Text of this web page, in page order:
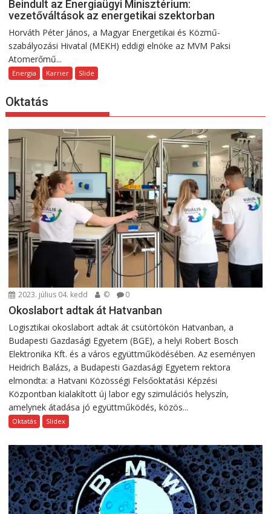
Beindult az Energiaügyi Minisztérium:
vezetőváltások az energetikai szektorban
Horváth Péter János, a Magyar Energetikai és Közmű-
szabályozási Hivatal (MEKH) eddigi elnöke az MVM Paksi
Atomerőmű...
Energia Karrier Slide
Oktatás
2023. július 04. kedd © 0
Okoslabort adtak át Hatvanban
Logisztikai okoslabort adtak át csütörtökön Hatvanban, a
Budapesti Gazdasági Egyetem (BGE), a helyi Robert Bosch
Elektronika Kft. és a város együttműködésében. Az eseményen
Heidrich Balázs, a Budapesti Gazdasági Egyetem rektora
elmondta: a Hatvani Közösségi Felsőoktatási Képzési
Központban kialakított új labor egy szimulációs helyszín,
amelynek átadása jó együttműködés, közös...
Oktatás Slidex